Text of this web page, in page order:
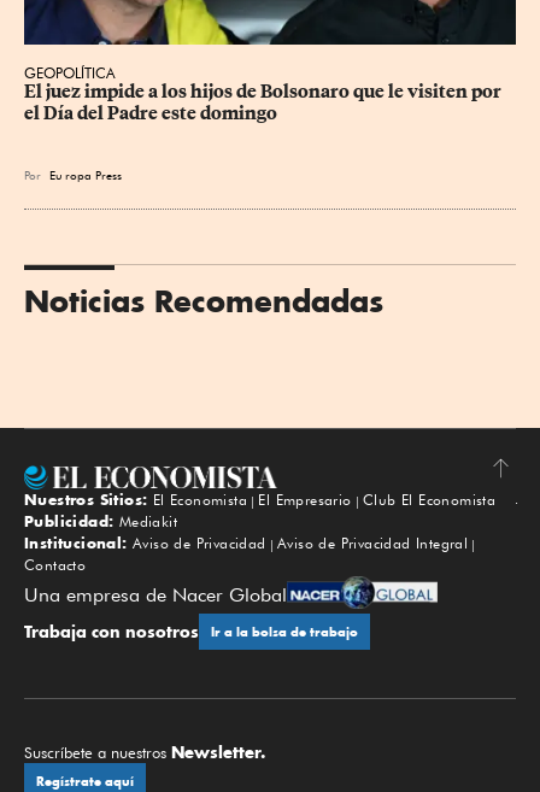
GEOPOLÍTICA
El juez impide a los hijos de Bolsonaro que le visiten por
el Día del Padre este domingo
Por Eu ropa Press
Noticias Recomendadas
Subir
Nuestros Sitios: El Economista El Empresario
Club El Economista
Publicidad: Mediakit
Institucional: Aviso de Privacidad
Aviso de Privacidad Integral
Contacto
Una empresa de Nacer Global
Trabaja con nosotros Ir a la bolsa de trabajo
Suscríbete a nuestros Newsletter.
Regístrate aquí